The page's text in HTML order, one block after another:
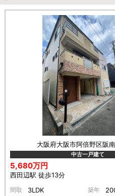
大阪府大阪市阿倍野区阪
中古一戸建て
5,680万円
西田辺駅 徒歩13分
間取 3LDK 築年